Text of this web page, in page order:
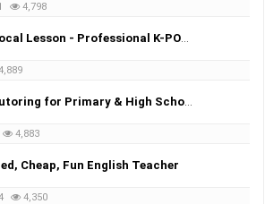
4,798
- Professional K-POP vocal trainer with 20 years of experience
Primary & High School Students + English Speaking Practice!
4,883
Cheap, Fun English Teacher
4,350